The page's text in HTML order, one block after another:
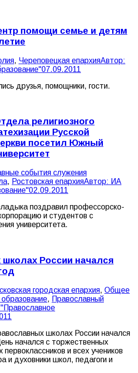
помощи семье и детям
, Череповецкая епархияАвтор:
07.09.2011
друзья, помощники, гости.
религиозного
Русской
посетил Южный
события служения
, Ростовская епархияАвтор: ИА
02.09.2011
поздравил профессорско-
и студентов с
университета.
России начался
городская епархия, Общее
, Православный
школах России начался
начался с торжественных
и всех учеников
и духовники школ, педагоги и